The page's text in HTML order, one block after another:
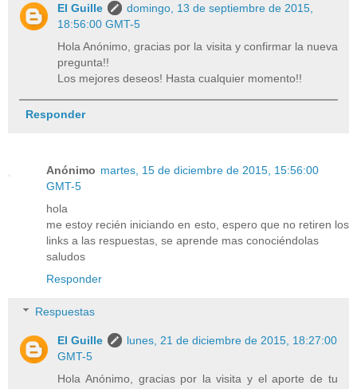
El Guille
domingo, 13 de septiembre de 2015,
18:56:00 GMT-5
Hola Anónimo, gracias por la visita y confirmar la nueva
pregunta!!
Los mejores deseos! Hasta cualquier momento!!
Responder
Anónimo martes, 15 de diciembre de 2015, 15:56:00
GMT-5
hola
me estoy recién iniciando en esto, espero que no retiren los
links a las respuestas, se aprende mas conociéndolas
saludos
Responder
Respuestas
El Guille
lunes, 21 de diciembre de 2015, 18:27:00
GMT-5
Hola Anónimo, gracias por la visita y el aporte de tu